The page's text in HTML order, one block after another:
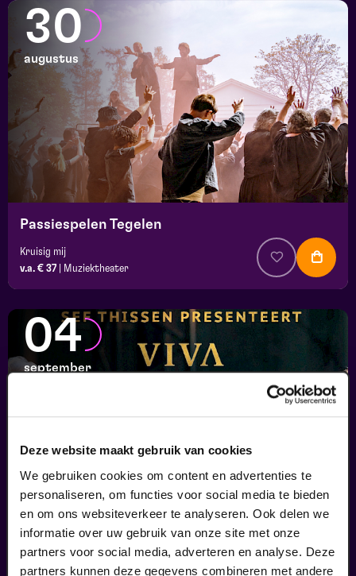
Deze website maakt gebruik van cookies
We gebruiken cookies om content en advertenties te
personaliseren, om functies voor social media te bieden
en om ons websiteverkeer te analyseren. Ook delen we
informatie over uw gebruik van onze site met onze
partners voor social media, adverteren en analyse. Deze
partners kunnen deze gegevens combineren met andere
30
augustus
Passiespelen Tegelen
Kruisig mij
v.a. € 37
Muziektheater
04
september
Viva Classic Live
FilmMuziek